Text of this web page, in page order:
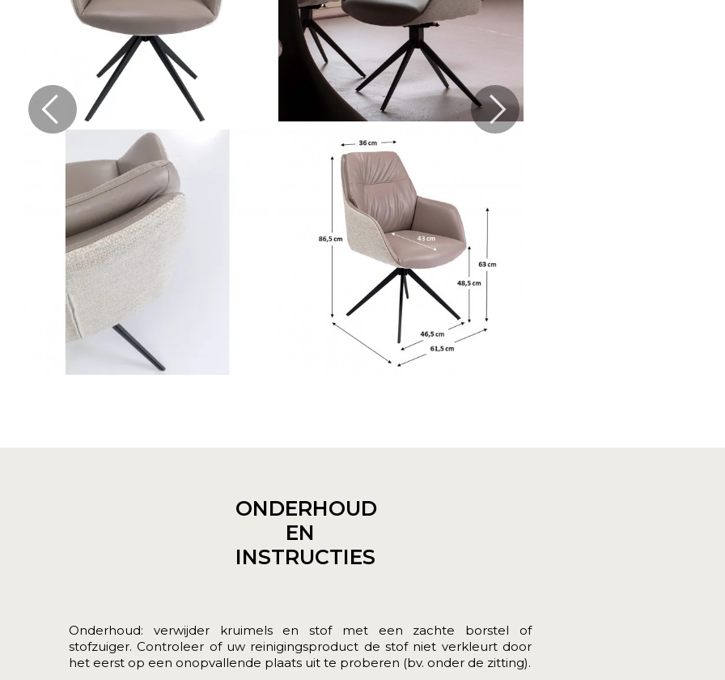
ONDERHOUD
EN
INSTRUCTIES
Onderhoud: verwijder kruimels en stof met een zachte borstel of
stofzuiger. Controleer of uw reinigingsproduct de stof niet verkleurt door
het eerst op een onopvallende plaats uit te proberen (bv. onder de zitting).